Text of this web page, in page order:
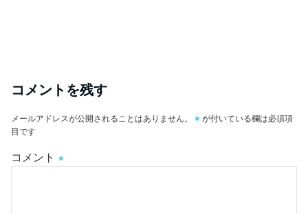
コメントを残す
メールアドレスが公開されることはありません。 ※ が付いている欄は必須項
目です
コメント ※